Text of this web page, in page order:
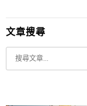
文章搜尋